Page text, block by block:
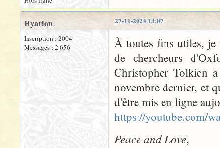
27-11-2024 13:07
Hyarion
Inscription : 2004
Messages : 2 656
À toutes fins utiles, je
de chercheurs
Christopher Tolkien
novembre dernier, et
d'être mis en ligne
https://youtube.com/
Peace and Love,